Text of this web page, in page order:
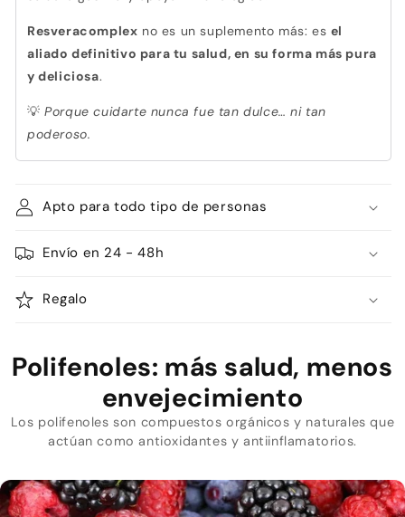
Resveracomplex no es un suplemento más: es el
aliado definitivo para tu salud, en su forma más pura
y deliciosa.
💡 Porque cuidarte nunca fue tan dulce… ni tan
poderoso.
Apto para todo tipo de personas
Envío en 24 - 48h
Regalo
Polifenoles: más salud, menos
envejecimiento
Los polifenoles son compuestos orgánicos y naturales que
actúan como antioxidantes y antiinflamatorios.